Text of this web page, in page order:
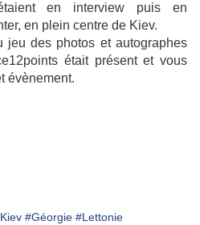
en interview puis en
en plein centre de Kiev.
jeu des photos et autographes
était présent et vous
évènement.
#Géorgie #Lettonie